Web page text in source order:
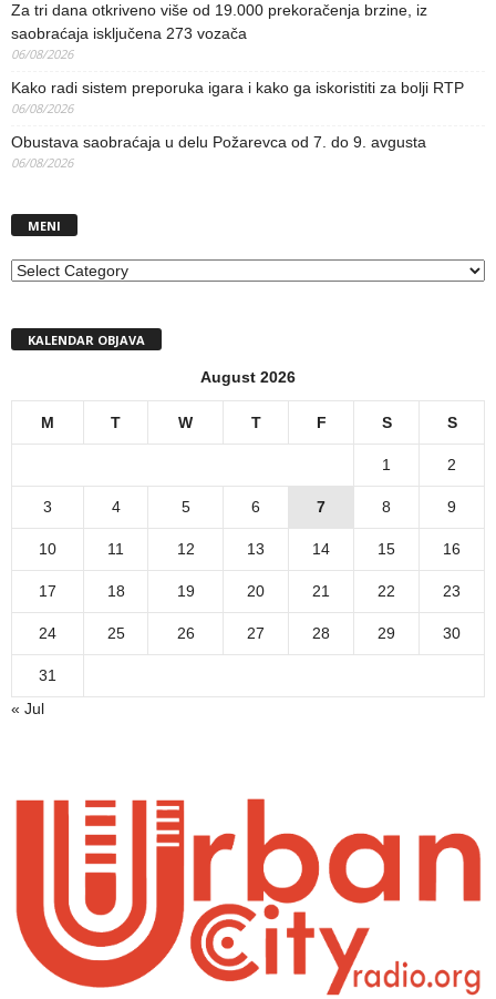
Za tri dana otkriveno više od 19.000 prekoračenja brzine, iz
saobraćaja isključena 273 vozača
06/08/2026
Kako radi sistem preporuka igara i kako ga iskoristiti za bolji RTP
06/08/2026
Obustava saobraćaja u delu Požarevca od 7. do 9. avgusta
06/08/2026
MENI
MENI
KALENDAR OBJAVA
August 2026
M T W T F S S
1 2
3 4 5 6 7 8 9
10 11 12 13 14 15 16
17 18 19 20 21 22 23
24 25 26 27 28 29 30
31
« Jul